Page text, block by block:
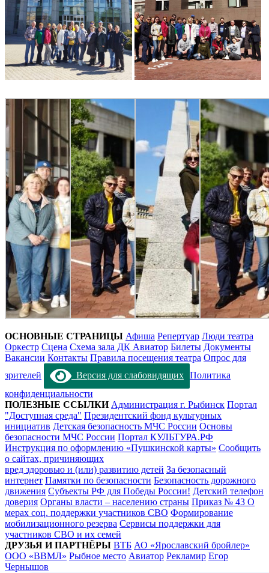
ОСНОВНЫЕ СТРАНИЦЫ Афиша Репертуар Люди театра
Оркестр Сцена Схема зала ДК Авиатор Билеты Документы
Вакансии Контакты Правила посещения театра Опрос для
зрителей
Версия для слабовидящих Политика
конфиденциальности
ПОЛЕЗНЫЕ ССЫЛКИ Администрация г. Рыбинск Портал
"Доступная среда" Президентский фонд культурных
инициатив Детская безопасность МЧС России Основы
безопасности МЧС России Портал КУЛЬТУРА.РФ
Инструкция по оформлению «Пушкинской карты» Сообщить
о сайтах, причиняющих
вред здоровью и (или) развитию детей За безопасный
интернет Памятки по безопасности Безопасность дорожного
движения Субъекты РФ для Победы России! Детский телефон
доверия Органы власти – населению страны Приказ № 43 О
мерах соц. поддержки участников СВО Формирование
мобилизационного резерва Сервисы поддержки для
участников СВО и их семей
ДРУЗЬЯ И ПАРТНЁРЫ ВТБ АО «Ярославский бройлер»
ООО «ВВМЛ» Рыбное место Авиатор Рекламир Егор
Чернышов